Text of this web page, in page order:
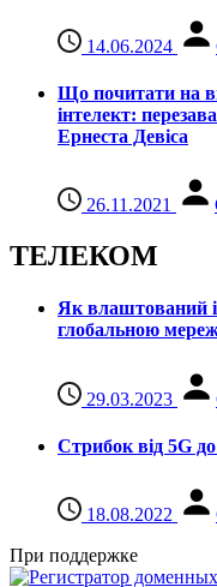
14.06.2024
Що почитати на
інтелект:
Ернеста Девіса
26.11.2021
ТЕЛЕКОМ
Як влаштований
глобальною
29.03.2023
Стрибок від 5G
18.08.2022
При поддержке